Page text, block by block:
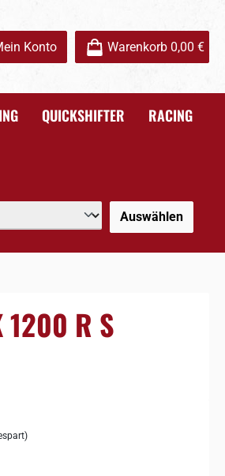
Konto
Warenkorb 0,00 €
QUICKSHIFTER RACING
Auswählen
R S